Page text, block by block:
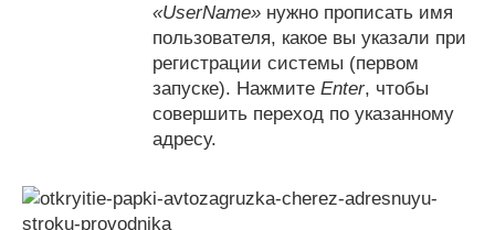
«UserName» нужно прописать имя
пользователя, какое вы указали при
регистрации системы (первом
запуске). Нажмите Enter, чтобы
совершить переход по указанному
адресу.